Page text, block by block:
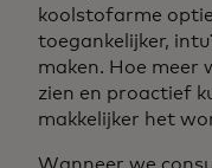
koolstofarme
toegankelijker,
maken. Hoe meer
zien en proactief
makkelijker het
Wanneer we